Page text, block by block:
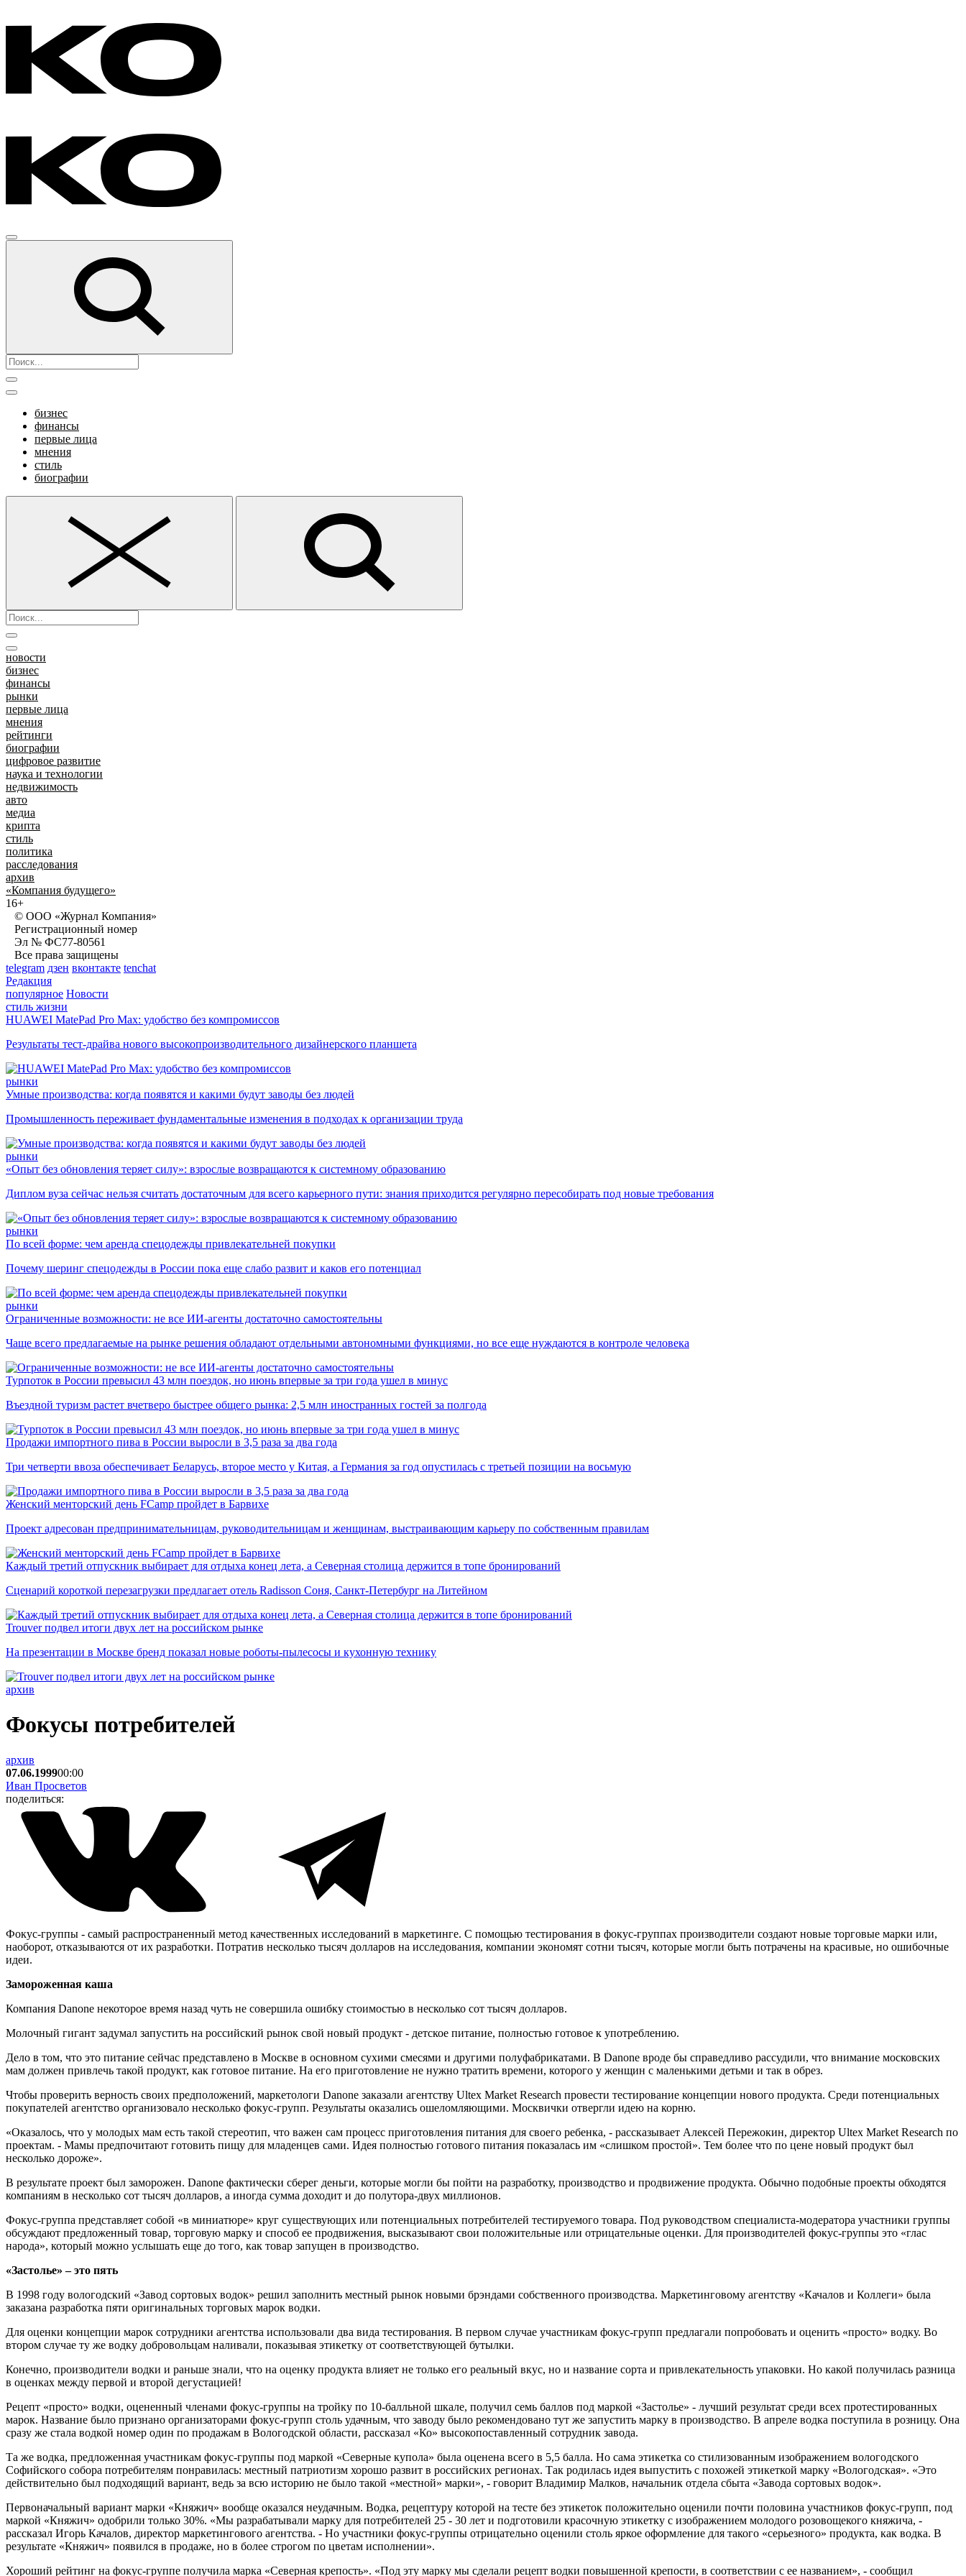
бизнес
финансы
первые лица
мнения
стиль
биографии
новости
бизнес
финансы
рынки
первые лица
мнения
рейтинги
биографии
цифровое развитие
наука и технологии
недвижимость
авто
медиа
крипта
стиль
политика
расследования
архив
«Компания будущего»
16+
© ООО «Журнал Компания»
Регистрационный номер
Эл № ФС77-80561
Все права защищены
telegram дзен вконтакте tenchat
Редакция
популярное Новости
стиль жизни
HUAWEI MatePad Pro Max: удобство без компромиссов
Результаты тест-драйва нового высокопроизводительного дизайнерского планшета
рынки
Умные производства: когда появятся и какими будут заводы без людей
Промышленность переживает фундаментальные изменения в подходах к организации труда
рынки
«Опыт без обновления теряет силу»: взрослые возвращаются к системному образованию
Диплом вуза сейчас нельзя считать достаточным для всего карьерного пути: знания приходится регулярно пересобирать под новые требования
рынки
По всей форме: чем аренда спецодежды привлекательней покупки
Почему шеринг спецодежды в России пока еще слабо развит и каков его потенциал
рынки
Ограниченные возможности: не все ИИ-агенты достаточно самостоятельны
Чаще всего предлагаемые на рынке решения обладают отдельными автономными функциями, но все еще нуждаются в контроле человека
Турпоток в России превысил 43 млн поездок, но июнь впервые за три года ушел в минус
Въездной туризм растет вчетверо быстрее общего рынка: 2,5 млн иностранных гостей за полгода
Продажи импортного пива в России выросли в 3,5 раза за два года
Три четверти ввоза обеспечивает Беларусь, второе место у Китая, а Германия за год опустилась с третьей позиции на восьмую
Женский менторский день FCamp пройдет в Барвихе
Проект адресован предпринимательницам, руководительницам и женщинам, выстраивающим карьеру по собственным правилам
Каждый третий отпускник выбирает для отдыха конец лета, а Северная столица держится в топе бронирований
Сценарий короткой перезагрузки предлагает отель Radisson Соня, Санкт-Петербург на Литейном
Trouver подвел итоги двух лет на российском рынке
На презентации в Москве бренд показал новые роботы-пылесосы и кухонную технику
архив
Фокусы потребителей
архив
07.06.199900:00
Иван Просветов
поделиться:
Фокус-группы - самый распространенный метод качественных исследований в маркетинге. С помощью тестирования в фокус-группах производители создают новые торговые марки или,
наоборот, отказываются от их разработки. Потратив несколько тысяч долларов на исследования, компании экономят сотни тысяч, которые могли быть потрачены на красивые, но ошибочные
идеи.
Замороженная каша
Компания Danone некоторое время назад чуть не совершила ошибку стоимостью в несколько сот тысяч долларов.
Молочный гигант задумал запустить на российский рынок свой новый продукт - детское питание, полностью готовое к употреблению.
Дело в том, что это питание сейчас представлено в Москве в основном сухими смесями и другими полуфабрикатами. В Danone вроде бы справедливо рассудили, что внимание московских
мам должен привлечь такой продукт, как готовое питание. На его приготовление не нужно тратить времени, которого у женщин с маленькими детьми и так в обрез.
Чтобы проверить верность своих предположений, маркетологи Danone заказали агентству Ultex Market Research провести тестирование концепции нового продукта. Среди потенциальных
покупателей агентство организовало несколько фокус-групп. Результаты оказались ошеломляющими. Москвички отвергли идею на корню.
«Оказалось, что у молодых мам есть такой стереотип, что важен сам процесс приготовления питания для своего ребенка, - рассказывает Алексей Пережокин, директор Ultex Market Research по
проектам. - Мамы предпочитают готовить пищу для младенцев сами. Идея полностью готового питания показалась им «слишком простой». Тем более что по цене новый продукт был
несколько дороже».
В результате проект был заморожен. Danone фактически сберег деньги, которые могли бы пойти на разработку, производство и продвижение продукта. Обычно подобные проекты обходятся
компаниям в несколько сот тысяч долларов, а иногда сумма доходит и до полутора-двух миллионов.
Фокус-группа представляет собой «в миниатюре» круг существующих или потенциальных потребителей тестируемого товара. Под руководством специалиста-модератора участники группы
обсуждают предложенный товар, торговую марку и способ ее продвижения, высказывают свои положительные или отрицательные оценки. Для производителей фокус-группы это «глас
народа», который можно услышать еще до того, как товар запущен в производство.
«Застолье» – это пять
В 1998 году вологодский «Завод сортовых водок» решил заполнить местный рынок новыми брэндами собственного производства. Маркетинговому агентству «Качалов и Коллеги» была
заказана разработка пяти оригинальных торговых марок водки.
Для оценки концепции марок сотрудники агентства использовали два вида тестирования. В первом случае участникам фокус-групп предлагали попробовать и оценить «просто» водку. Во
втором случае ту же водку добровольцам наливали, показывая этикетку от соответствующей бутылки.
Конечно, производители водки и раньше знали, что на оценку продукта влияет не только его реальный вкус, но и название сорта и привлекательность упаковки. Но какой получилась разница
в оценках между первой и второй дегустацией!
Рецепт «просто» водки, оцененный членами фокус-группы на тройку по 10-балльной шкале, получил семь баллов под маркой «Застолье» - лучший результат среди всех протестированных
марок. Название было признано организаторами фокус-групп столь удачным, что заводу было рекомендовано тут же запустить марку в производство. В апреле водка поступила в розницу. Она
сразу же стала водкой номер один по продажам в Вологодской области, рассказал «Ко» высокопоставленный сотрудник завода.
Та же водка, предложенная участникам фокус-группы под маркой «Северные купола» была оценена всего в 5,5 балла. Но сама этикетка со стилизованным изображением вологодского
Софийского собора потребителям понравилась: местный патриотизм хорошо развит в российских регионах. Так родилась идея выпустить с похожей этикеткой марку «Вологодская». «Это
действительно был подходящий вариант, ведь за всю историю не было такой «местной» марки», - говорит Владимир Малков, начальник отдела сбыта «Завода сортовых водок».
Первоначальный вариант марки «Княжич» вообще оказался неудачным. Водка, рецептуру которой на тесте без этикеток положительно оценили почти половина участников фокус-групп, под
маркой «Княжич» одобрили только 30%. «Мы разрабатывали марку для потребителей 25 - 30 лет и подготовили красочную этикетку с изображением молодого розовощекого княжича, -
рассказал Игорь Качалов, директор маркетингового агентства. - Но участники фокус-группы отрицательно оценили столь яркое оформление для такого «серьезного» продукта, как водка. В
результате «Княжич» появился в продаже, но в более строгом по цветам исполнении».
Хороший рейтинг на фокус-группе получила марка «Северная крепость». «Под эту марку мы сделали рецепт водки повышенной крепости, в соответствии с ее названием», - сообщил